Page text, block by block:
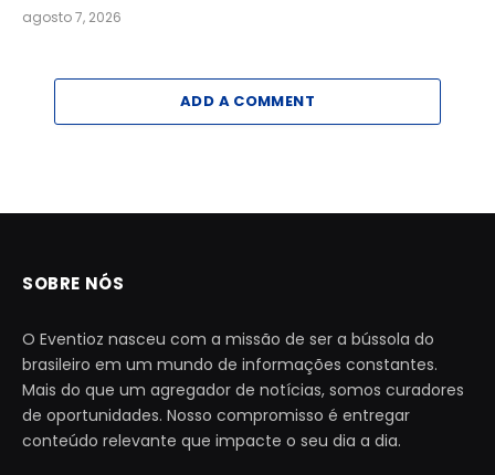
agosto 7, 2026
ADD A COMMENT
SOBRE NÓS
O Eventioz nasceu com a missão de ser a bússola do
brasileiro em um mundo de informações constantes.
Mais do que um agregador de notícias, somos curadores
de oportunidades. Nosso compromisso é entregar
conteúdo relevante que impacte o seu dia a dia.